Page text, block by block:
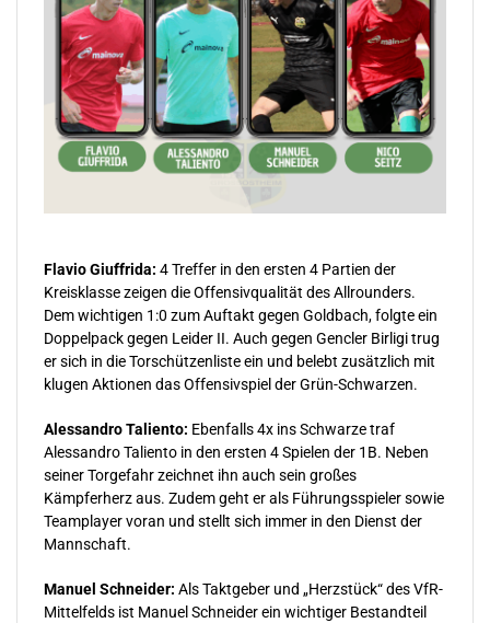
Flavio Giuffrida: 4 Treffer in den ersten 4 Partien der
Kreisklasse zeigen die Offensivqualität des Allrounders.
Dem wichtigen 1:0 zum Auftakt gegen Goldbach, folgte ein
Doppelpack gegen Leider II. Auch gegen Gencler Birligi trug
er sich in die Torschützenliste ein und belebt zusätzlich mit
klugen Aktionen das Offensivspiel der Grün-Schwarzen.
Alessandro Taliento: Ebenfalls 4x ins Schwarze traf
Alessandro Taliento in den ersten 4 Spielen der 1B. Neben
seiner Torgefahr zeichnet ihn auch sein großes
Kämpferherz aus. Zudem geht er als Führungsspieler sowie
Teamplayer voran und stellt sich immer in den Dienst der
Mannschaft.
Manuel Schneider: Als Taktgeber und „Herzstück“ des VfR-
Mittelfelds ist Manuel Schneider ein wichtiger Bestandteil